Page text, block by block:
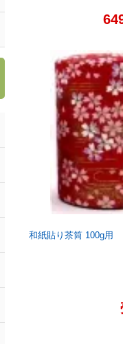
和紙貼り茶筒 100g用